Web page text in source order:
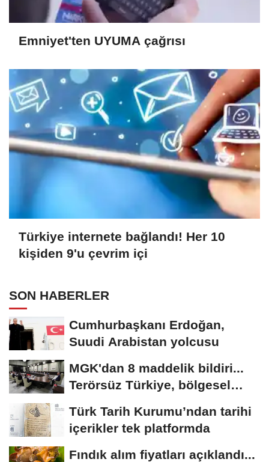
Emniyet'ten UYUMA çağrısı
Türkiye internete bağlandı! Her 10
kişiden 9'u çevrim içi
SON HABERLER
Cumhurbaşkanı Erdoğan,
Suudi Arabistan yolcusu
MGK'dan 8 maddelik bildiri...
Terörsüz Türkiye, bölgesel
Türk Tarih Kurumu’ndan tarihi
içerikler tek platformda
Fındık alım fiyatları açıklandı...